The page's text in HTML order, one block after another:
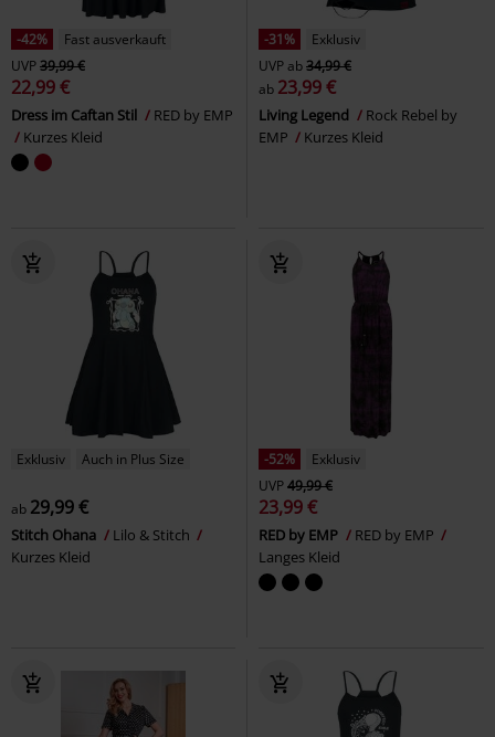
-42%
Fast ausverkauft
UVP39,99 €
22,99 €
Dress im Caftan Stil
RED by EMP
Kurzes Kleid
-31%
Exklusiv
UVPab34,99 €
ab 23,99 €
Living Legend
Rock Rebel by
EMP
Kurzes Kleid
Exklusiv Auch in Plus Size
ab 29,99 €
Stitch Ohana
Lilo & Stitch
Kurzes Kleid
-52%
Exklusiv
UVP49,99 €
23,99 €
RED by EMP
RED by EMP
Langes Kleid